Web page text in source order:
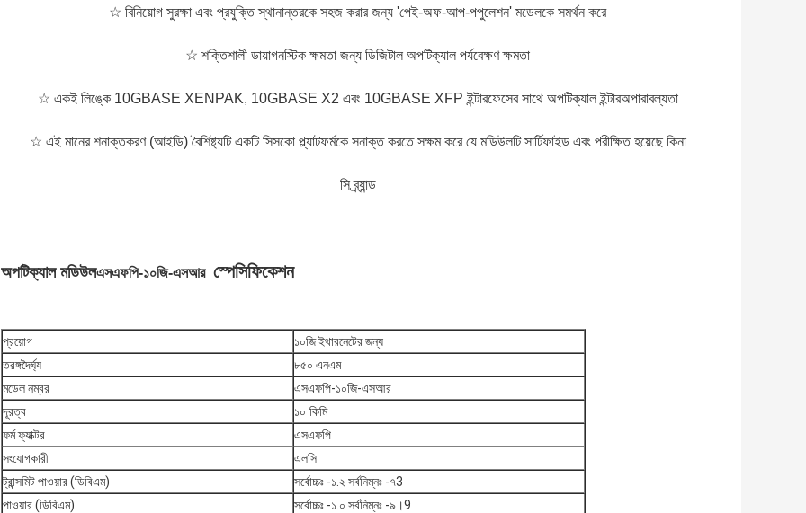
☆ বিনিয়োগ সুরক্ষা এবং প্রযুক্তি স্থানান্তরকে সহজ করার জন্য 'পেই-অফ-আপ-পপুলেশন' মডেলকে সমর্থন করে
☆ শক্তিশালী ডায়াগনস্টিক ক্ষমতা জন্য ডিজিটাল অপটিক্যাল পর্যবেক্ষণ ক্ষমতা
☆ একই লিঙ্কে 10GBASE XENPAK, 10GBASE X2 এবং 10GBASE XFP ইন্টারফেসের সাথে অপটিক্যাল ইন্টারঅপারাবল্যতা
☆ এই মানের শনাক্তকরণ (আইডি) বৈশিষ্ট্যটি একটি সিসকো প্ল্যাটফর্মকে সনাক্ত করতে সক্ষম করে যে মডিউলটি সার্টিফাইড এবং পরীক্ষিত হয়েছে কিনা
সি ব্র্যান্ড
অপটিক্যাল মডিউলএসএফপি-১০জি-এসআর স্পেসিফিকেশন
প্রয়োগ
১০জি ইথারনেটের জন্য
তরঙ্গদৈর্ঘ্য
৮৫০ এনএম
মডেল নম্বর
এসএফপি-১০জি-এসআর
দূরত্ব
১০ কিমি
ফর্ম ফ্যাক্টর
এসএফপি
সংযোগকারী
এলসি
ট্রান্সমিট পাওয়ার (ডিবিএম)
সর্বোচ্চঃ -১.২ সর্বনিম্নঃ -৭3
পাওয়ার (ডিবিএম)
সর্বোচ্চঃ -১.০ সর্বনিম্নঃ -৯।9